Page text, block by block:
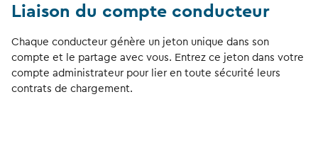
Liaison du compte conducteur
Chaque conducteur génère un jeton unique dans son
compte et le partage avec vous. Entrez ce jeton dans votre
compte administrateur pour lier en toute sécurité leurs
contrats de chargement.